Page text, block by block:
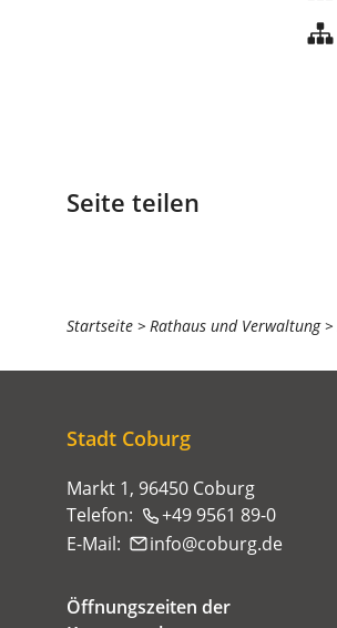
Seite teilen
Sie
befinden
hier:
Startseite Rathaus und Verwaltung
Stadt Coburg
Markt 1, 96450 Coburg
Telefon:
+49 9561 89-0
E-Mail:
info coburg de
Öffnungszeiten der